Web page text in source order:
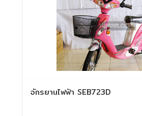
จักรยานไฟฟ้า SEB723D